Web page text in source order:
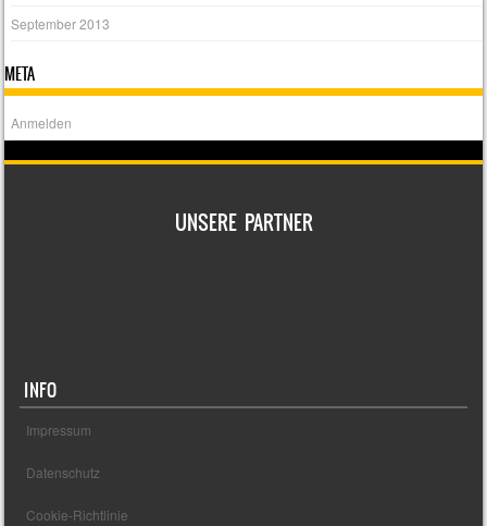
September 2013
META
Anmelden
UNSERE PARTNER
INFO
Impressum
Datenschutz
Cookie-Richtlinie